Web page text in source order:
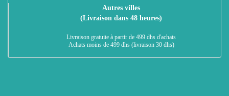
Autres villes
(Livraison dans 48 heures)
Livraison gratuite à partir de 499 dhs d'achats
Achats moins de 499 dhs (livraison 30 dhs)